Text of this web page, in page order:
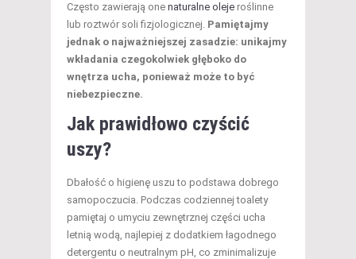
Często zawierają one naturalne oleje roślinne
lub roztwór soli fizjologicznej. Pamiętajmy
jednak o najważniejszej zasadzie: unikajmy
wkładania czegokolwiek głęboko do
wnętrza ucha, ponieważ może to być
niebezpieczne.
Jak prawidłowo czyścić
uszy?
Dbałość o higienę uszu to podstawa dobrego
samopoczucia. Podczas codziennej toalety
pamiętaj o umyciu zewnętrznej części ucha
letnią wodą, najlepiej z dodatkiem łagodnego
detergentu o neutralnym pH, co zminimalizuje